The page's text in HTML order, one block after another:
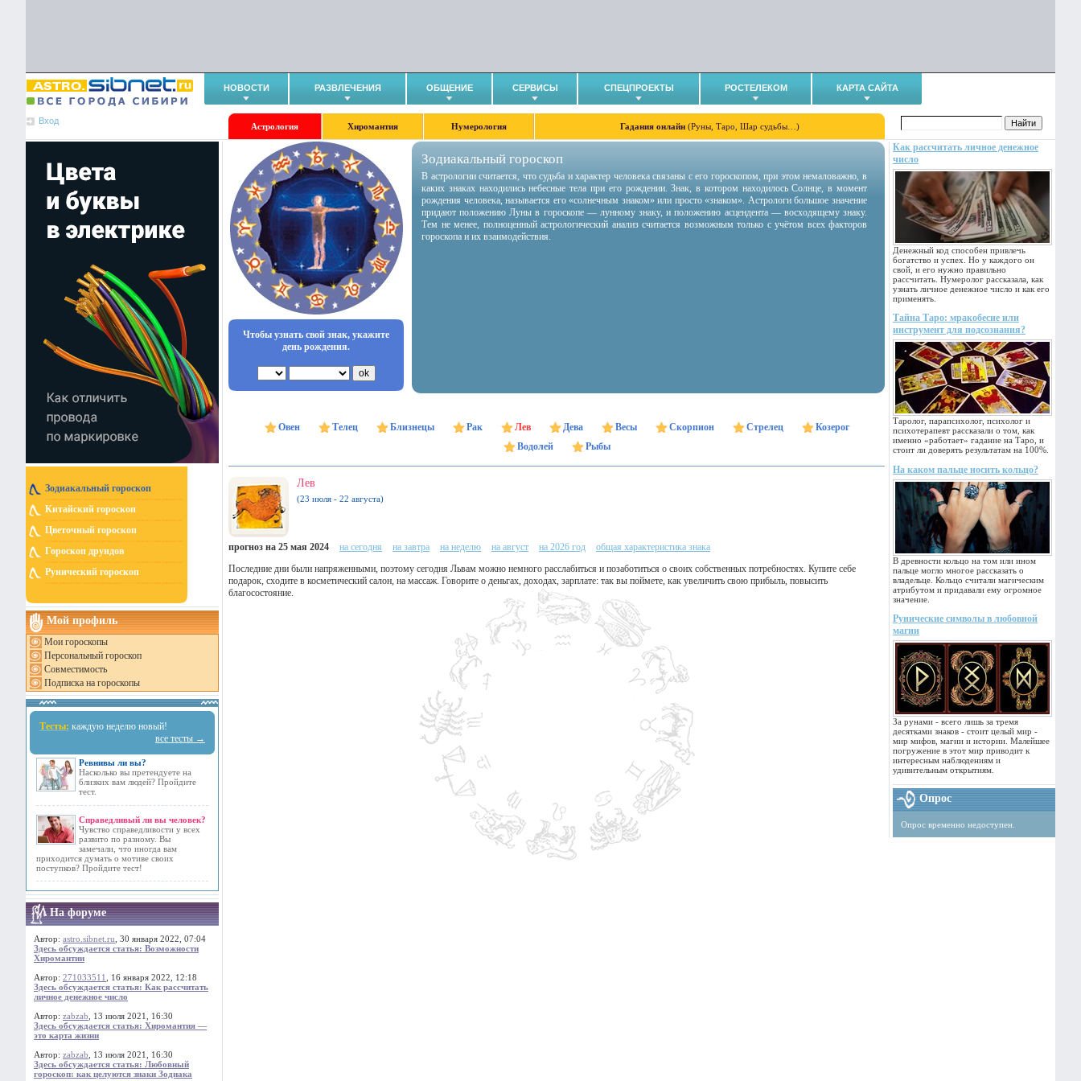
НОВОСТИ РАЗВЛЕЧЕНИЯ ОБЩЕНИЕ СЕРВИСЫ СПЕЦПРОЕКТЫ РОСТЕЛЕКОМ КАРТА САЙТА
Вход
Астрология Хиромантия Нумерология Гадания онлайн (Руны, Таро, Шар судьбы…)
Зодиакальный гороскоп
Китайский гороскоп
Цветочный гороскоп
Гороскоп друидов
Рунический гороскоп
Мой профиль
Мои гороскопы
Персональный гороскоп
Совместимость
Подписка на гороскопы
Тесты: каждую неделю новый!
все тесты →
Ревнивы ли вы?
Насколько вы претендуете на
близких вам людей? Пройдите
тест.
Справедливый ли вы человек?
Чувство справедливости у всех
развито по разному. Вы
замечали, что иногда вам
приходится думать о мотиве своих
поступков? Пройдите тест!
На форуме
Автор: astro.sibnet.ru , 30 января 2022, 07:04
Здесь обсуждается статья: Возможности
Хиромантии
Автор: 271033511
, 16 января 2022, 12:18
Здесь обсуждается статья: Как рассчитать
личное денежное число
Автор: zabzab , 13 июля 2021, 16:30
Здесь обсуждается статья: Хиромантия —
это карта жизни
Автор: zabzab , 13 июля 2021, 16:30
Здесь обсуждается статья: Любовный
гороскоп: как целуются знаки Зодиака
Как рассчитать личное денежное
число
Денежный код способен привлечь
богатство и успех. Но у каждого он
свой, и его нужно правильно
рассчитать. Нумеролог рассказала, как
узнать личное денежное число и как его
применять.
Тайна Таро: мракобесие или
инструмент для подсознания?
Таролог, парапсихолог, психолог и
психотерапевт рассказали о том, как
именно «работает» гадание на Таро, и
стоит ли доверять результатам на 100%.
На каком пальце носить кольцо?
В древности кольцо на том или ином
пальце могло многое рассказать о
владельце. Кольцо считали магическим
атрибутом и придавали ему огромное
значение.
Рунические символы в любовной
магии
За рунами - всего лишь за тремя
десятками знаков - стоит целый мир -
мир мифов, магии и истории. Малейшее
погружение в этот мир приводит к
интересным наблюдениям и
удивительным открытиям.
Опрос
Опрос временно недоступен.
Чтобы узнать свой знак, укажите
день рождения.
Зодиакальный гороскоп
В астрологии считается, что судьба и характер человека связаны с его гороскопом, при этом немаловажно, в
каких знаках находились небесные тела при его рождении. Знак, в котором находилось Солнце, в момент
рождения человека, называется его «солнечным знаком» или просто «знаком». Астрологи большое значение
придают положению Луны в гороскопе — лунному знаку, и положению асцендента — восходящему знаку.
Тем не менее, полноценный астрологический анализ считается возможным только с учётом всех факторов
гороскопа и их взаимодействия.
Овен Телец Близнецы Рак Лев Дева Весы Скорпион Стрелец
Козерог
Водолей
Рыбы
Лев
(23 июля - 22 августа)
прогноз на 25 мая 2024 на сегодня на завтра на неделю на август на 2026 год
общая характеристика знака
Последние дни были напряженными, поэтому сегодня Львам можно немного расслабиться и позаботиться о своих собственных потребностях. Купите себе
подарок, сходите в косметический салон, на массаж. Говорите о деньгах, доходах, зарплате: так вы поймете, как увеличить свою прибыль, повысить
благосостояние.